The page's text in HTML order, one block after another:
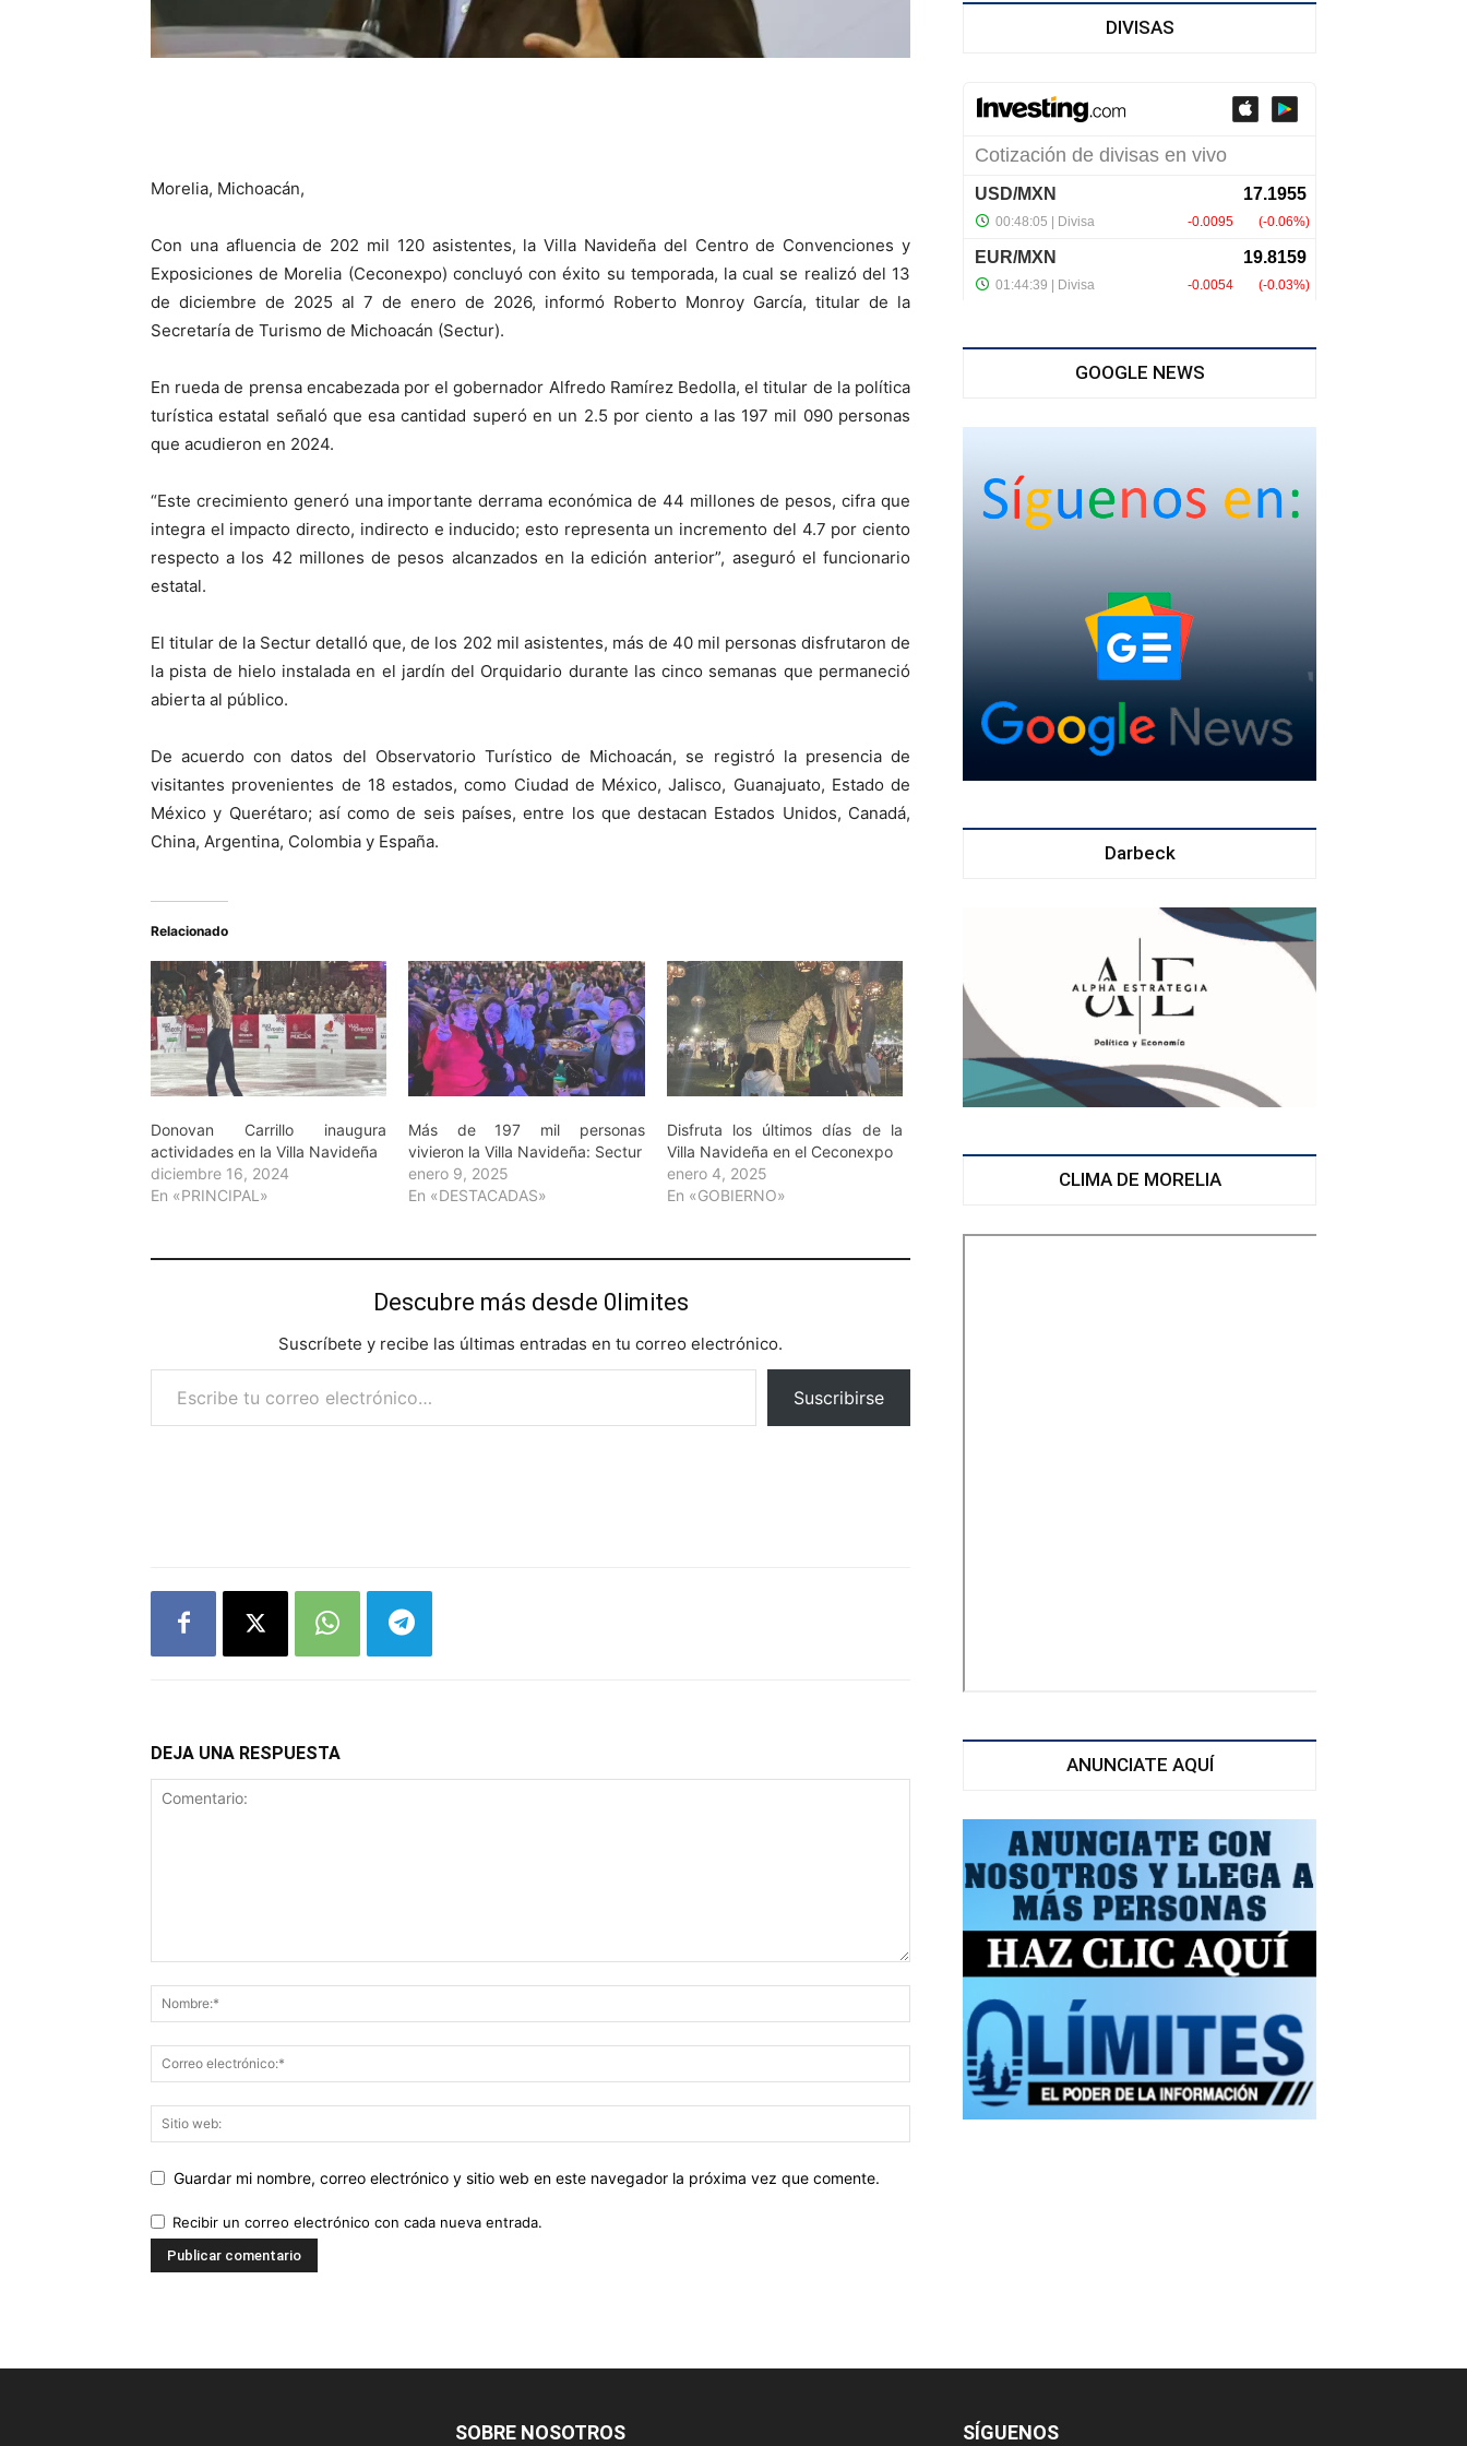
Morelia, Michoacán,
Con una afluencia de 202 mil 120 asistentes, la Villa Navideña del Centro de Convenciones y
Exposiciones de Morelia (Ceconexpo) concluyó con éxito su temporada, la cual se realizó del 13
de diciembre de 2025 al 7 de enero de 2026, informó Roberto Monroy García, titular de la
Secretaría de Turismo de Michoacán (Sectur).
En rueda de prensa encabezada por el gobernador Alfredo Ramírez Bedolla, el titular de la política
turística estatal señaló que esa cantidad superó en un 2.5 por ciento a las 197 mil 090 personas
que acudieron en 2024.
“Este crecimiento generó una importante derrama económica de 44 millones de pesos, cifra que
integra el impacto directo, indirecto e inducido; esto representa un incremento del 4.7 por ciento
respecto a los 42 millones de pesos alcanzados en la edición anterior”, aseguró el funcionario
estatal.
El titular de la Sectur detalló que, de los 202 mil asistentes, más de 40 mil personas disfrutaron de
la pista de hielo instalada en el jardín del Orquidario durante las cinco semanas que permaneció
abierta al público.
De acuerdo con datos del Observatorio Turístico de Michoacán, se registró la presencia de
visitantes provenientes de 18 estados, como Ciudad de México, Jalisco, Guanajuato, Estado de
México y Querétaro; así como de seis países, entre los que destacan Estados Unidos, Canadá,
China, Argentina, Colombia y España.
Relacionado
Donovan Carrillo inaugura
actividades en la Villa Navideña
diciembre 16, 2024
En «PRINCIPAL»
Más de 197 mil personas
vivieron la Villa Navideña: Sectur
enero 9, 2025
En «DESTACADAS»
Disfruta los últimos días de la
Villa Navideña en el Ceconexpo
enero 4, 2025
En «GOBIERNO»
Descubre más desde 0limites
Suscríbete y recibe las últimas entradas en tu correo electrónico.
Escribe tu correo electrónico…
Suscribirse
DEJA UNA RESPUESTA
Guardar mi nombre, correo electrónico y sitio web en este navegador la próxima vez que comente.
Recibir un correo electrónico con cada nueva entrada.
DIVISAS
GOOGLE NEWS
Darbeck
CLIMA DE MORELIA
ANUNCIATE AQUÍ
SOBRE NOSOTROS SÍGUENOS